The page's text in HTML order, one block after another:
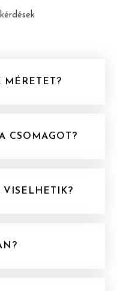
MÉRETET?
CSOMAGOT?
VISELHETIK?